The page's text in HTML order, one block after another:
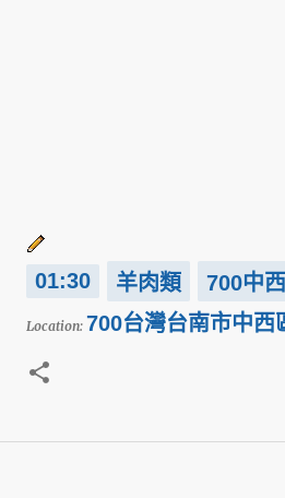
01:30 羊肉類 700中
Location: 700台灣台南市中西